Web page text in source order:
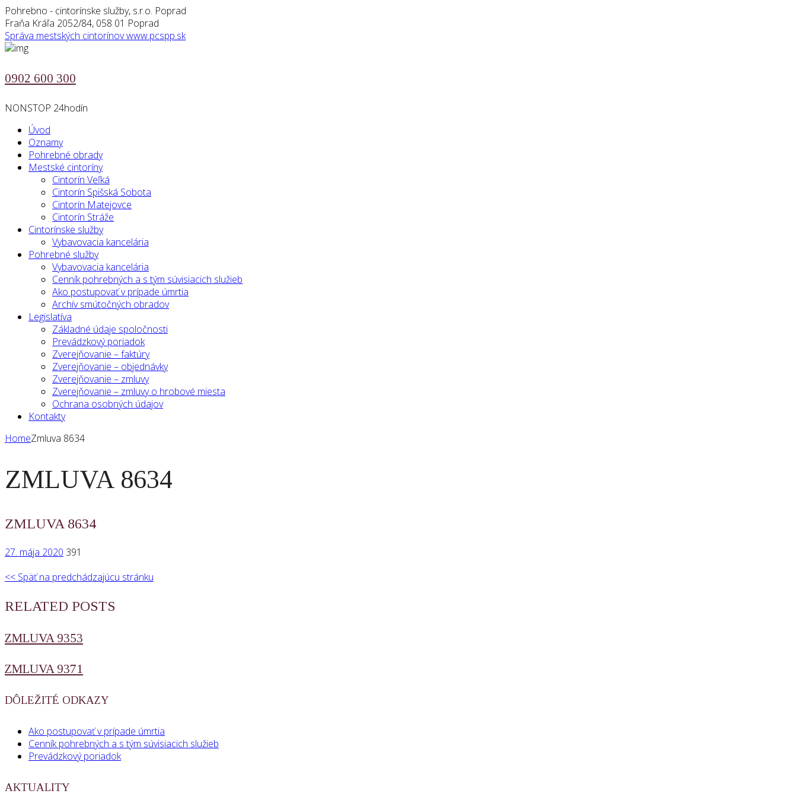
Pohrebno - cintorínske služby, s.r.o. Poprad
Fraňa Kráľa 2052/84, 058 01 Poprad
Správa mestských cintorínovwww.pcspp.sk
0902 600 300
NONSTOP 24hodín
Úvod
Oznamy
Pohrebné obrady
Mestské cintoríny
Cintorín Veľká
Cintorín Spišská Sobota
Cintorín Matejovce
Cintorín Stráže
Cintorínske služby
Vybavovacia kancelária
Pohrebné služby
Vybavovacia kancelária
Cenník pohrebných a s tým súvisiacich služieb
Ako postupovať v prípade úmrtia
Archív smútočných obradov
Legislatíva
Základné údaje spoločnosti
Prevádzkový poriadok
Zverejňovanie – faktúry
Zverejňovanie – objednávky
Zverejňovanie – zmluvy
Zverejňovanie – zmluvy o hrobové miesta
Ochrana osobných údajov
Kontakty
HomeZmluva 8634
ZMLUVA 8634
ZMLUVA 8634
27. mája 2020 391
<< Späť na predchádzajúcu stránku
RELATED POSTS
ZMLUVA 9353
ZMLUVA 9371
DÔLEŽITÉ ODKAZY
Ako postupovať v prípade úmrtia
Cenník pohrebných a s tým súvisiacich služieb
Prevádzkový poriadok
AKTUALITY